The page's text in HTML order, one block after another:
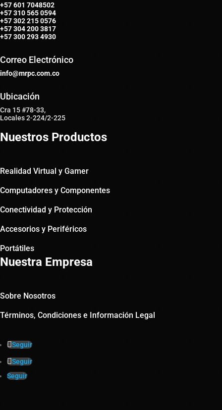
+57 601 7048502
+57310 565 0594
+57302 215 0576
+57304 200 3817
+57300 293 4930
Correo Electrónico
info@mrpc.com.co
Ubicación
Cra 15 #78-33,
Locales 2-224/2-225
Nuestros Productos
Realidad Virtual y Gamer
Computadores y Componentes
Conectividad y Protección
Accesorios y Periféricos
Portátiles
Nuestra Empresa
Sobre Nosotros
Términos, Condiciones e Información Legal
Seguir
Seguir
Seguir